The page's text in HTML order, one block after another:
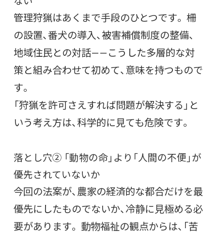
管理狩猟はあくまで手段のひとつです。 柵
の設置、番犬の導入、被害補償制度の整備、
地域住民との対話——こうした多層的な対
策と組み合わせて初めて、意味を持つもので
す。
「狩猟を許可さえすれば問題が解決する」と
いう考え方は、科学的に見ても危険です。
落とし穴② 「動物の命」より「人間の不便」が
優先されていないか
今回の法案が、農家の経済的な都合だけを最
優先にしたものでないか、冷静に見極める必
要があります。 動物福祉の観点からは、「苦